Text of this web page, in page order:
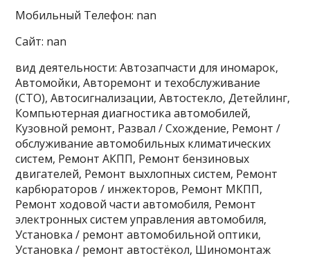
Мобильный Телефон: nan
Сайт: nan
вид деятельности: Автозапчасти для иномарок,
Автомойки, Авторемонт и техобслуживание
(СТО), Автосигнализации, Автостекло, Детейлинг,
Компьютерная диагностика автомобилей,
Кузовной ремонт, Развал / Схождение, Ремонт /
обслуживание автомобильных климатических
систем, Ремонт АКПП, Ремонт бензиновых
двигателей, Ремонт выхлопных систем, Ремонт
карбюраторов / инжекторов, Ремонт МКПП,
Ремонт ходовой части автомобиля, Ремонт
электронных систем управления автомобиля,
Установка / ремонт автомобильной оптики,
Установка / ремонт автостёкол, Шиномонтаж